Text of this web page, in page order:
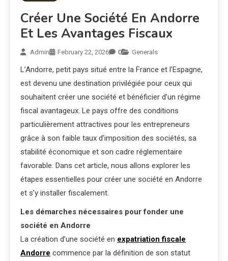
Créer Une Société En Andorre
Et Les Avantages Fiscaux
Admin February 22, 2026 0 Generals
L’Andorre, petit pays situé entre la France et l’Espagne,
est devenu une destination privilégiée pour ceux qui
souhaitent créer une société et bénéficier d’un régime
fiscal avantageux. Le pays offre des conditions
particulièrement attractives pour les entrepreneurs
grâce à son faible taux d’imposition des sociétés, sa
stabilité économique et son cadre réglementaire
favorable. Dans cet article, nous allons explorer les
étapes essentielles pour créer une société en Andorre
et s’y installer fiscalement.
Les démarches nécessaires pour fonder une
société en Andorre
La création d’une société en expatriation fiscale
Andorre commence par la définition de son statut